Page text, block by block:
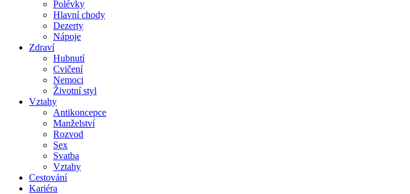
Polévky
Hlavní chody
Dezerty
Nápoje
Zdraví
Hubnutí
Cvičení
Nemoci
Životní styl
Vztahy
Antikoncepce
Manželství
Rozvod
Sex
Svatba
Vztahy
Cestování
Kariéra